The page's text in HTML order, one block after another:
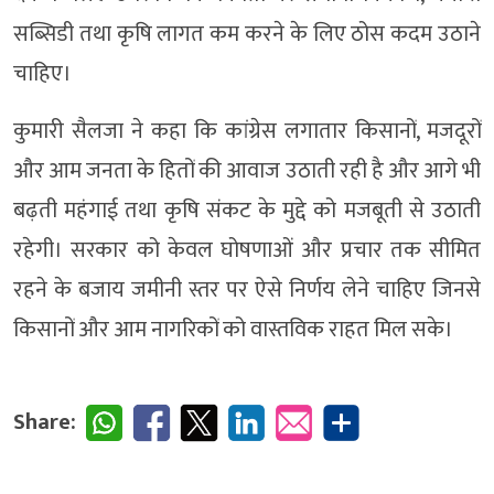
सब्सिडी तथा कृषि लागत कम करने के लिए ठोस कदम उठाने
चाहिए।
कुमारी सैलजा ने कहा कि कांग्रेस लगातार किसानों, मजदूरों
और आम जनता के हितों की आवाज उठाती रही है और आगे भी
बढ़ती महंगाई तथा कृषि संकट के मुद्दे को मजबूती से उठाती
रहेगी। सरकार को केवल घोषणाओं और प्रचार तक सीमित
रहने के बजाय जमीनी स्तर पर ऐसे निर्णय लेने चाहिए जिनसे
किसानों और आम नागरिकों को वास्तविक राहत मिल सके।
Share: